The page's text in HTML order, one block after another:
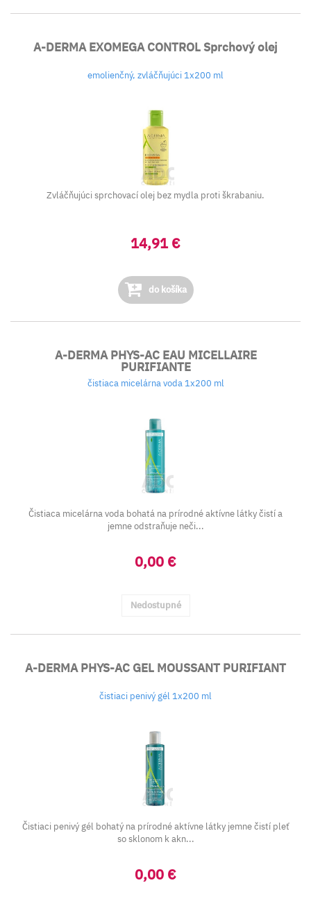
A-DERMA EXOMEGA CONTROL Sprchový olej
emolienčný, zvláčňujúci 1x200 ml
Zvláčňujúci sprchovací olej bez mydla proti škrabaniu.
14,91 €
do košíka
A-DERMA PHYS-AC EAU MICELLAIRE
PURIFIANTE
čistiaca micelárna voda 1x200 ml
Čistiaca micelárna voda bohatá na prírodné aktívne látky čistí a
jemne odstraňuje neči...
0,00 €
Nedostupné
A-DERMA PHYS-AC GEL MOUSSANT PURIFIANT
čistiaci penivý gél 1x200 ml
Čistiaci penivý gél bohatý na prírodné aktívne látky jemne čistí pleť
so sklonom k akn...
0,00 €